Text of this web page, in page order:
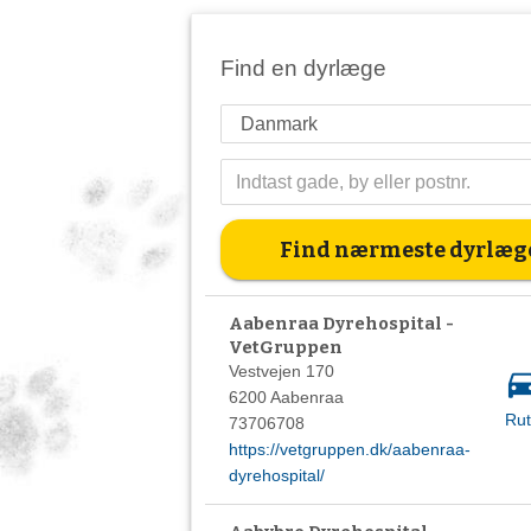
Find en dyrlæge
Find nærmeste
Aabenraa Dyrehospital -
VetGruppen
Vestvejen 170
6200 Aabenraa
73706708
https://vetgruppen.dk/aabenraa-
dyrehospital/